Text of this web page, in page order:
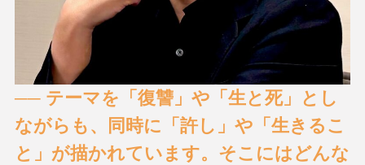
── テーマを「復讐」や「生と死」とし
ながらも、同時に「許し」や「生きるこ
と」が描かれています。そこにはどんな